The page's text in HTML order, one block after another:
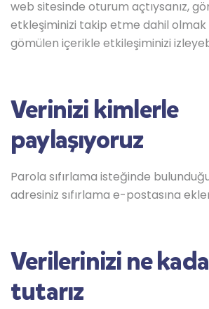
web sitesinde oturum açtıysanız,
etkleşiminizi takip etme dahil olmak
gömülen içerikle etkileşiminizi
Verinizi kimlerle
paylaşıyoruz
Parola sıfırlama isteğinde
adresiniz sıfırlama e-postasına
Verilerinizi ne
tutarız